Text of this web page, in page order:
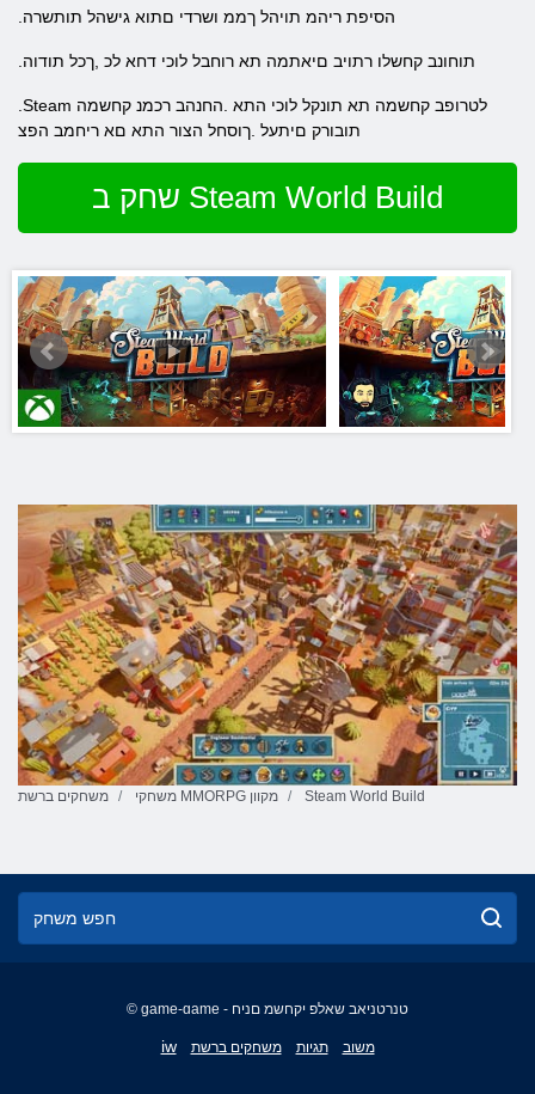
.הסיפת ריהמ תויהל ךממ ושרדי םתוא גישהל תותשרה
.תוחונב קחשלו רתויב םיאתמה תא רוחבל לוכי דחא לכ ,ךכל תודוה
.Steam לטרופב קחשמה תא תונקל לוכי התא .החנהב רכמנ קחשמה
תובורק םיתעל .ךוסחל הצור התא םא ריחמב הפצ
שחק ב Steam World Build
משחקים ברשת משחקי MMORPG מקוון Steam World Build
© game-game - טנרטניאב שאלפ יקחשמ םניח
iw משחקים ברשת תגיות משוב